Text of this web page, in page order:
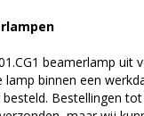
beamerlamp uit
lamp binnen een
Bestellingen